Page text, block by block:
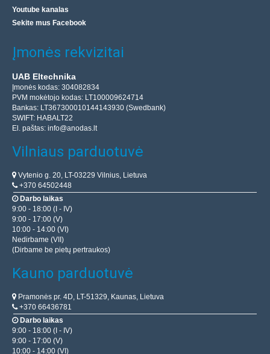
Youtube kanalas
Sekite mus Facebook
Įmonės rekvizitai
UAB Eltechnika
Įmonės kodas: 304082834
PVM mokėtojo kodas: LT100009624714
Bankas: LT367300010144143930 (Swedbank)
SWIFT: HABALT22
El. paštas: info@anodas.lt
Vilniaus parduotuvė
Vytenio g. 20, LT-03229 Vilnius, Lietuva
+370 64502448
Darbo laikas
9:00 - 18:00 (I - IV)
9:00 - 17:00 (V)
10:00 - 14:00 (VI)
Nedirbame (VII)
(Dirbame be pietų pertraukos)
Kauno parduotuvė
Pramonės pr. 4D, LT-51329, Kaunas, Lietuva
+370 66436781
Darbo laikas
9:00 - 18:00 (I - IV)
9:00 - 17:00 (V)
10:00 - 14:00 (VI)